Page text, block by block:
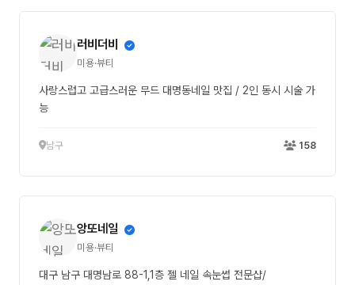
러비더비
미용·뷰티
사랑스럽고 고급스러운 무드 대명동네일 맛집 / 2인 동시 시술 가
능
남구 158
앙또네일
미용·뷰티
대구 남구 대명남로 88-1,1층 젤 네일 속눈썹 전문샵/